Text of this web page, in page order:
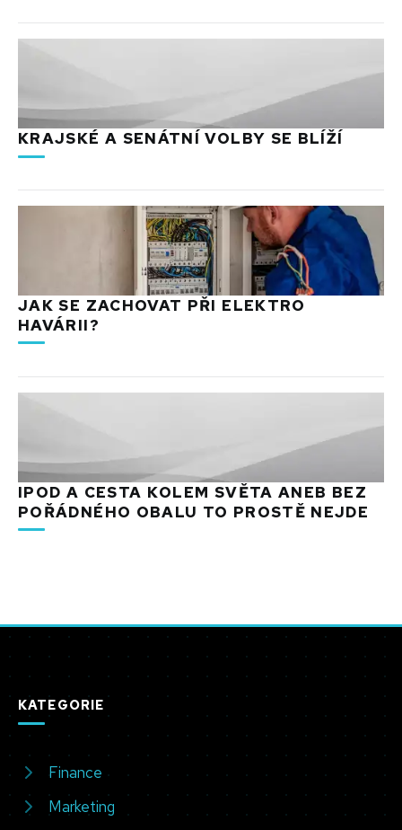
KRAJSKÉ A SENÁTNÍ VOLBY SE BLÍŽÍ
JAK SE ZACHOVAT PŘI ELEKTRO
HAVÁRII?
IPOD A CESTA KOLEM SVĚTA ANEB BEZ
POŘÁDNÉHO OBALU TO PROSTĚ NEJDE
KATEGORIE
Finance
Marketing